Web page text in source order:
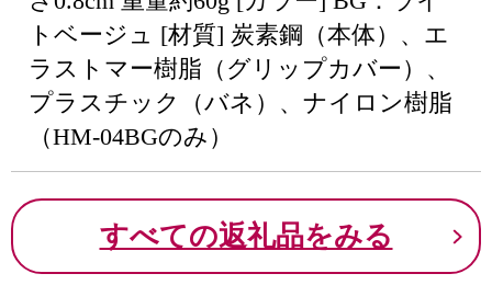
トベージュ [材質] 炭素鋼（本体）、エ
ラストマー樹脂（グリップカバー）、
プラスチック（バネ）、ナイロン樹脂
（HM-04BGのみ）
すべての返礼品をみる